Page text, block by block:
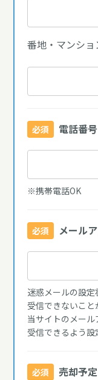
番地・マンショ
必須 電話番号
※携帯電話OK
必須 メール
迷惑メールの設
受信できないこと
当サイトのメール
受信できるよう設
必須 売却予